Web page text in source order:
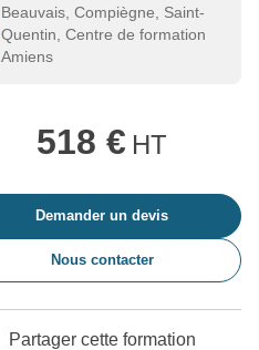
Beauvais, Compiègne, Saint-
Quentin, Centre de formation
Amiens
518 € HT
Demander un devis
Nous contacter
Partager cette formation